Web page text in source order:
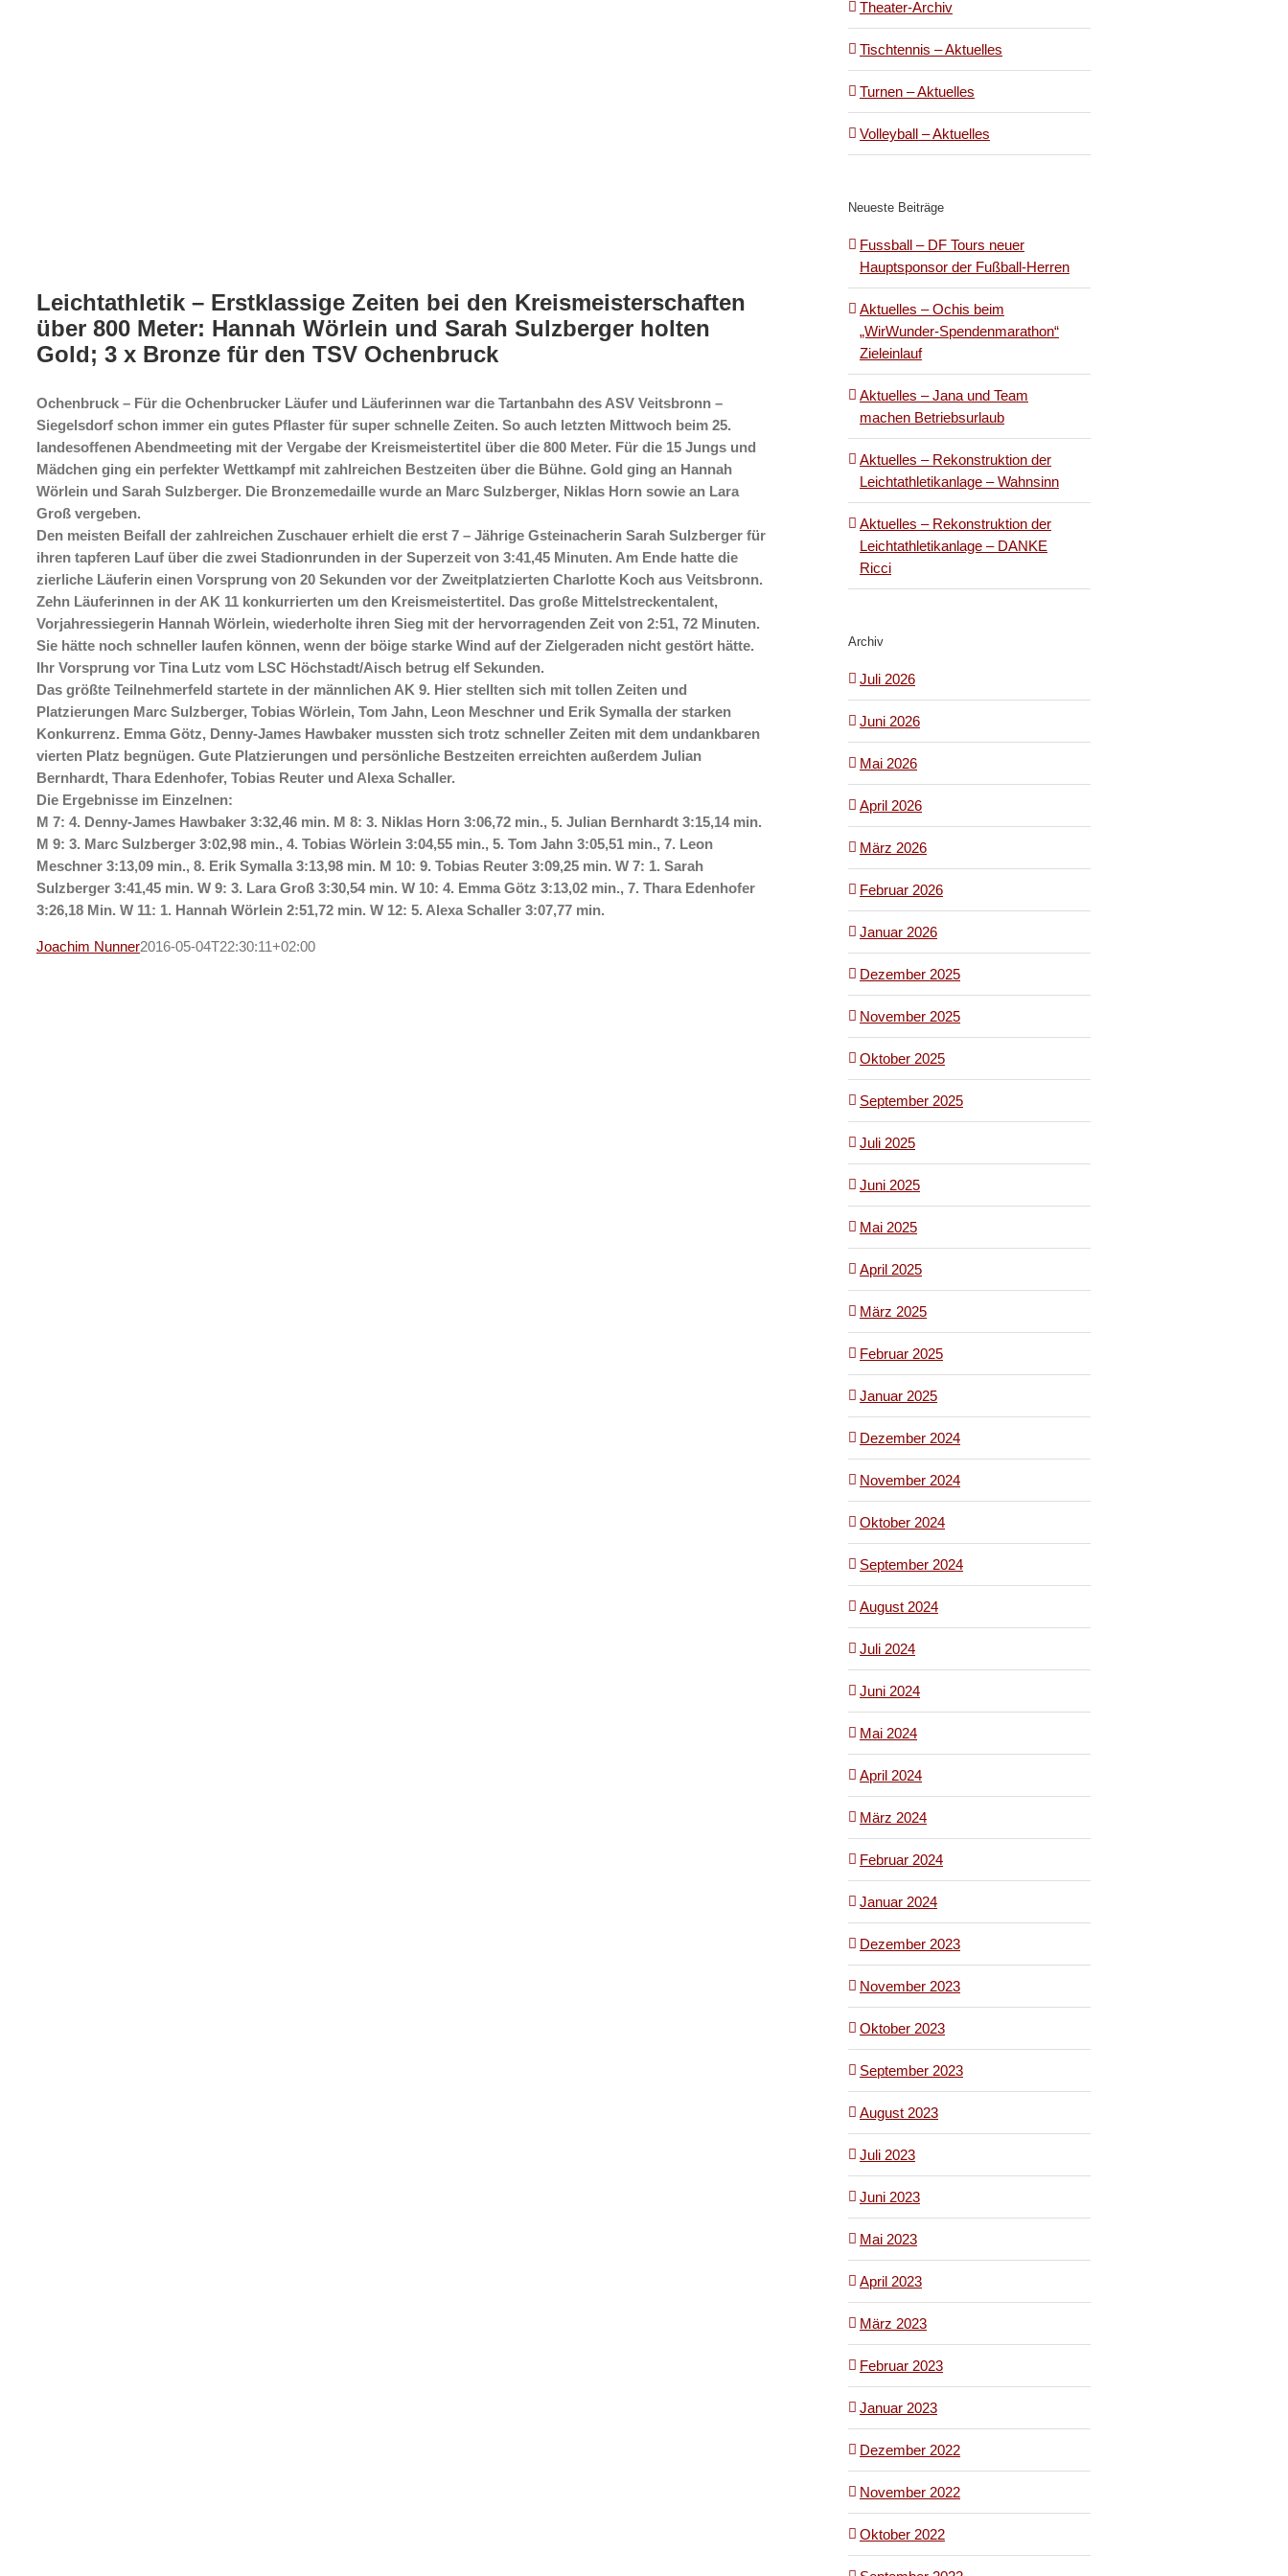
Leichtathletik – Erstklassige Zeiten bei den Kreismeisterschaften
über 800 Meter: Hannah Wörlein und Sarah Sulzberger holten
Gold; 3 x Bronze für den TSV Ochenbruck
Ochenbruck – Für die Ochenbrucker Läufer und Läuferinnen war die Tartanbahn des ASV Veitsbronn –
Siegelsdorf schon immer ein gutes Pflaster für super schnelle Zeiten. So auch letzten Mittwoch beim 25.
landesoffenen Abendmeeting mit der Vergabe der Kreismeistertitel über die 800 Meter. Für die 15 Jungs und
Mädchen ging ein perfekter Wettkampf mit zahlreichen Bestzeiten über die Bühne. Gold ging an Hannah
Wörlein und Sarah Sulzberger. Die Bronzemedaille wurde an Marc Sulzberger, Niklas Horn sowie an Lara
Groß vergeben.
Den meisten Beifall der zahlreichen Zuschauer erhielt die erst 7 – Jährige Gsteinacherin Sarah Sulzberger für
ihren tapferen Lauf über die zwei Stadionrunden in der Superzeit von 3:41,45 Minuten. Am Ende hatte die
zierliche Läuferin einen Vorsprung von 20 Sekunden vor der Zweitplatzierten Charlotte Koch aus Veitsbronn.
Zehn Läuferinnen in der AK 11 konkurrierten um den Kreismeistertitel. Das große Mittelstreckentalent,
Vorjahressiegerin Hannah Wörlein, wiederholte ihren Sieg mit der hervorragenden Zeit von 2:51, 72 Minuten.
Sie hätte noch schneller laufen können, wenn der böige starke Wind auf der Zielgeraden nicht gestört hätte.
Ihr Vorsprung vor Tina Lutz vom LSC Höchstadt/Aisch betrug elf Sekunden.
Das größte Teilnehmerfeld startete in der männlichen AK 9. Hier stellten sich mit tollen Zeiten und
Platzierungen Marc Sulzberger, Tobias Wörlein, Tom Jahn, Leon Meschner und Erik Symalla der starken
Konkurrenz. Emma Götz, Denny-James Hawbaker mussten sich trotz schneller Zeiten mit dem undankbaren
vierten Platz begnügen. Gute Platzierungen und persönliche Bestzeiten erreichten außerdem Julian
Bernhardt, Thara Edenhofer, Tobias Reuter und Alexa Schaller.
Die Ergebnisse im Einzelnen:
M 7: 4. Denny-James Hawbaker 3:32,46 min. M 8: 3. Niklas Horn 3:06,72 min., 5. Julian Bernhardt 3:15,14 min.
M 9: 3. Marc Sulzberger 3:02,98 min., 4. Tobias Wörlein 3:04,55 min., 5. Tom Jahn 3:05,51 min., 7. Leon
Meschner 3:13,09 min., 8. Erik Symalla 3:13,98 min. M 10: 9. Tobias Reuter 3:09,25 min. W 7: 1. Sarah
Sulzberger 3:41,45 min. W 9: 3. Lara Groß 3:30,54 min. W 10: 4. Emma Götz 3:13,02 min., 7. Thara Edenhofer
3:26,18 Min. W 11: 1. Hannah Wörlein 2:51,72 min. W 12: 5. Alexa Schaller 3:07,77 min.
Joachim Nunner2016-05-04T22:30:11+02:00
Theater-Archiv
Tischtennis – Aktuelles
Turnen – Aktuelles
Volleyball – Aktuelles
Neueste Beiträge
Fussball – DF Tours neuer
Hauptsponsor der Fußball-Herren
Aktuelles – Ochis beim
„WirWunder-Spendenmarathon“
Zieleinlauf
Aktuelles – Jana und Team
machen Betriebsurlaub
Aktuelles – Rekonstruktion der
Leichtathletikanlage – Wahnsinn
Aktuelles – Rekonstruktion der
Leichtathletikanlage – DANKE
Ricci
Archiv
Juli 2026
Juni 2026
Mai 2026
April 2026
März 2026
Februar 2026
Januar 2026
Dezember 2025
November 2025
Oktober 2025
September 2025
Juli 2025
Juni 2025
Mai 2025
April 2025
März 2025
Februar 2025
Januar 2025
Dezember 2024
November 2024
Oktober 2024
September 2024
August 2024
Juli 2024
Juni 2024
Mai 2024
April 2024
März 2024
Februar 2024
Januar 2024
Dezember 2023
November 2023
Oktober 2023
September 2023
August 2023
Juli 2023
Juni 2023
Mai 2023
April 2023
März 2023
Februar 2023
Januar 2023
Dezember 2022
November 2022
Oktober 2022